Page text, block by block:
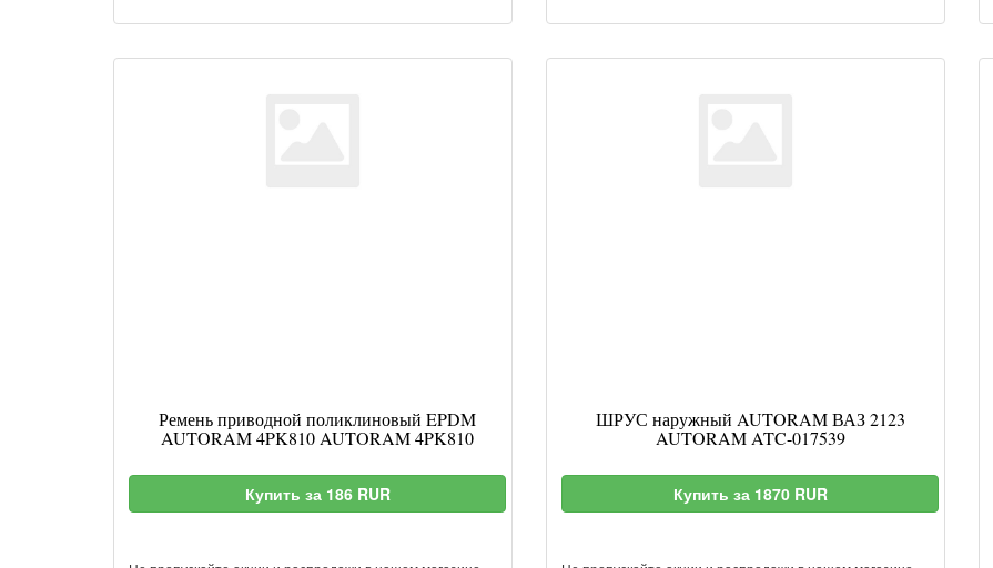
Ремень приводной поликлиновый EPDM
AUTORAM 4PK810 AUTORAM 4PK810
Купить за 186 RUR
ШРУС наружный AUTORAM ВАЗ 2123
AUTORAM ATC-017539
Купить за 1870 RUR